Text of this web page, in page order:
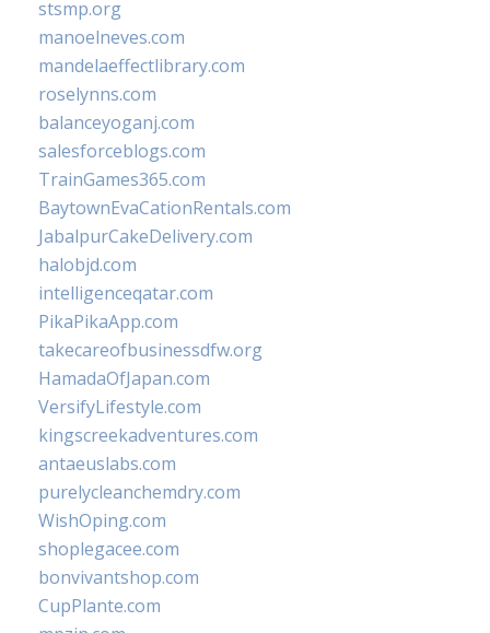
stsmp.org
manoelneves.com
mandelaeffectlibrary.com
roselynns.com
balanceyoganj.com
salesforceblogs.com
TrainGames365.com
BaytownEvaCationRentals.com
JabalpurCakeDelivery.com
halobjd.com
intelligenceqatar.com
PikaPikaApp.com
takecareofbusinessdfw.org
HamadaOfJapan.com
VersifyLifestyle.com
kingscreekadventures.com
antaeuslabs.com
purelycleanchemdry.com
WishOping.com
shoplegacee.com
bonvivantshop.com
CupPlante.com